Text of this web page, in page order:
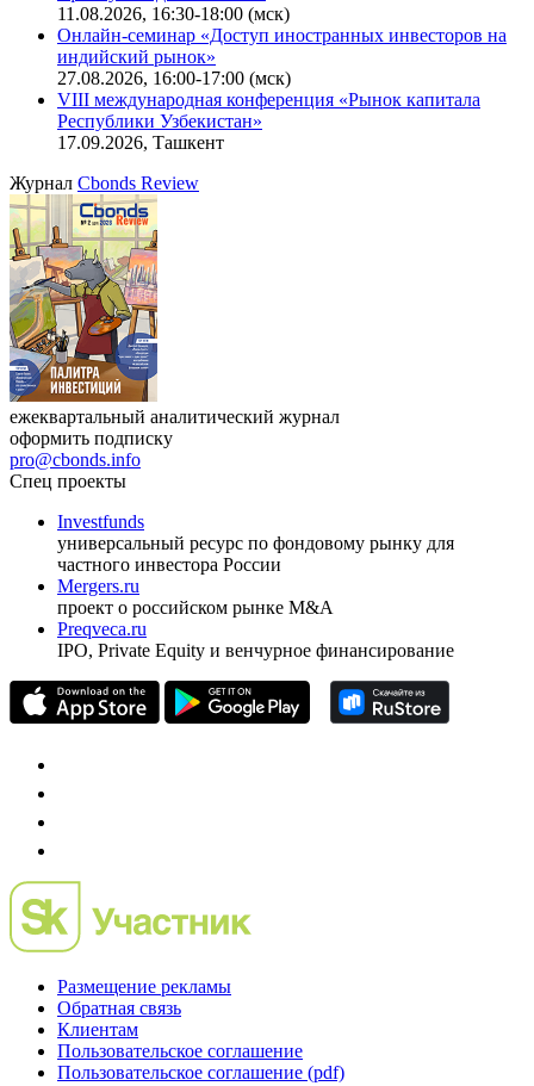
Ближайшие конференцииCbonds Congress
Онлайн-семинар «Новый стандарт инвестиций в
офисную недвижимость»
11.08.2026, 16:30-18:00 (мск)
Онлайн-семинар «Доступ иностранных инвесторов на
индийский рынок»
VIII международная конференция «Рынок капитала
Республики Узбекистан»
17.09.2026, Ташкент
ЖурналCbonds Review
ежеквартальный аналитический журнал
оформить подписку
pro@cbonds.info
Спец проекты
Investfunds
универсальный ресурс по фондовому рынку для
частного инвестора России
проект о российском рынке M&A
Preqveca.ru
Размещение рекламы